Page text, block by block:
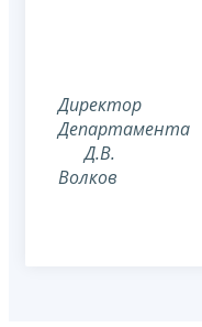
Директор
Департамента
Д.В.
Волков